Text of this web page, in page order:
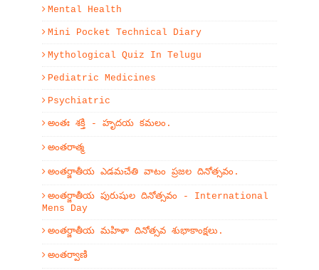
Mental Health
Mini Pocket Technical Diary
Mythological Quiz In Telugu
Pediatric Medicines
Psychiatric
అంతః శక్తి - హృదయ కమలం.
అంతరాత్మ
అంతర్జాతీయ ఎడమచేతి వాటం ప్రజల దినోత్సవం.
అంతర్జాతీయ పురుషుల దినోత్సవం - International
Mens Day
అంతర్జాతీయ మహిళా దినోత్సవ శుభాకాంక్షలు.
అంతర్వాణి